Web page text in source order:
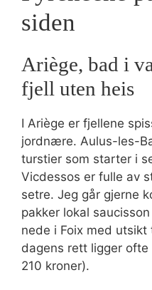
siden
Ariège, bad i
fjell uten heis
I Ariège er fjellene
jordnære. Aulus-les-
turstier som starter i
Vicdessos er fulle av
setre. Jeg går gjerne
pakker lokal
nede i Foix med utsikt
dagens rett ligger ofte
210 kroner).